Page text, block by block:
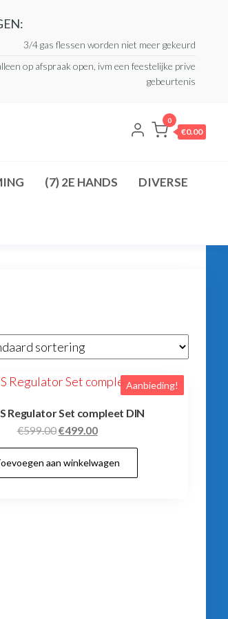
3/4 gas flessen worden niet meer gekeurd
op afspraak open, ivm een feestelijke prive
gebeurtenis
0
€0.00
(7) 2E HANDS DIVERSE
Aanbieding!
Regulator Set compleet DIN
€599.00Oorspronkelijke
prijs
was:
€599.00.
€499.00Huidige
prijs
is:
€499.00.
aan winkelwagen